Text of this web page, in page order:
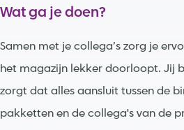
Wat ga je doen?
Samen met je collega’s zorg je
het magazijn lekker doorloopt. Jij
zorgt dat alles aansluit tussen de
pakketten en de collega's van de